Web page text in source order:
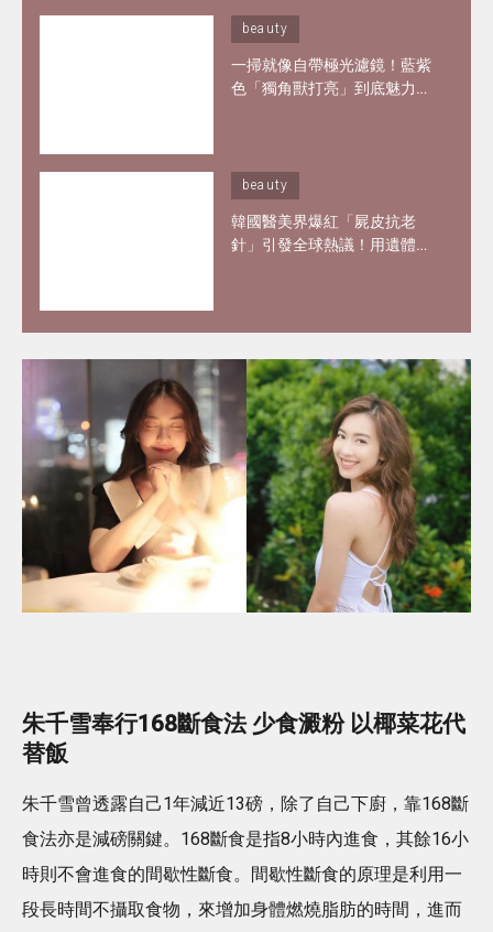
beauty
一掃就像自帶極光濾鏡！藍紫
色「獨角獸打亮」到底魅力何
beauty
韓國醫美界爆紅「屍皮抗老
針」引發全球熱議！用遺體皮
朱千雪奉行168斷食法 少食澱粉 以椰菜花代
替飯
朱千雪曾透露自己1年減近13磅，除了自己下廚，靠168斷
食法亦是減磅關鍵。168斷食是指8小時內進食，其餘16小
時則不會進食的間歇性斷食。間歇性斷食的原理是利用一
段長時間不攝取食物，來增加身體燃燒脂肪的時間，進而